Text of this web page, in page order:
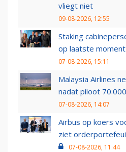
vliegt niet
09-08-2026, 12:55
Staking
op laatste
07-08-2026, 15:11
Malaysia Airlines
nadat piloot
07-08-2026, 14:07
Airbus op koers
ziet
07-08-2026, 11:44